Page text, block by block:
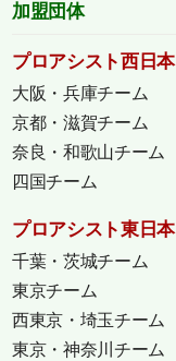
加盟団体
プロアシスト西日本
大阪・兵庫チーム
京都・滋賀チーム
奈良・和歌山チーム
四国チーム
プロアシスト東日本
千葉・茨城チーム
東京チーム
西東京・埼玉チーム
東京・神奈川チーム